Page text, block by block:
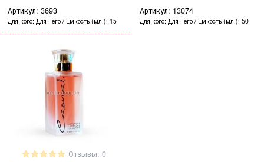
Артикул: 3693
Для кого Для него Емкость (мл.) 15
Артикул: 13074
Для кого Для него Емкость (мл.) 50
Отзывы: 0